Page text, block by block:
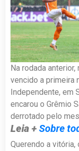
Na rodada
vencido a primeira
Independente, em
encarou o Grêmio
derrotado pelo
Leia +Sobre
Querendo a vitória,